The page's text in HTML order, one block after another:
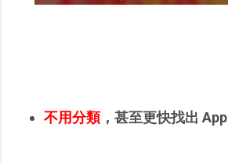
不用分類，甚至更快找出 App